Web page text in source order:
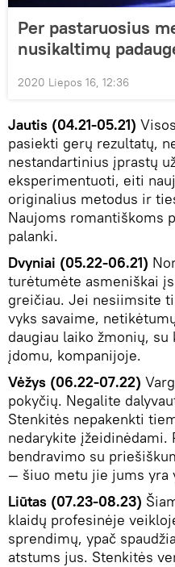
Per pastaruosius
nusikaltimų
2020 Liepos 16, 12:36
Jautis (04.21-05.21)
pasiekti gerų rezultatų,
nestandartinius įprastų
eksperimentuoti, eiti
originalius metodus ir
Naujoms romantiškoms
palanki.
Dvyniai (05.22-06.21)
turėtumėte asmeniškai
greičiau. Jei nesiimsite
vyks savaime,
daugiau laiko žmonių,
įdomu, kompanijoje.
Vėžys (06.22-07.22)
pokyčių. Negalite
Stenkitės nepakenkti
nedarykite įžeidinėdami.
bendravimo su
— šiuo metu jie jums yra
Liūtas (07.23-08.23)
klaidų profesinėje
sprendimų, ypač
atstums jus. Stenkitės